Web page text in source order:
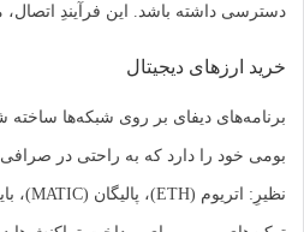
دسترسی داشته باشد. این فرآیندِ اتصال،
خرید ارزهای دیجیتال
برنامه‌های دیفای بر روی شبکه‌ها ساخته
بومی خود را دارد که به راحتی در صرافی‌ها